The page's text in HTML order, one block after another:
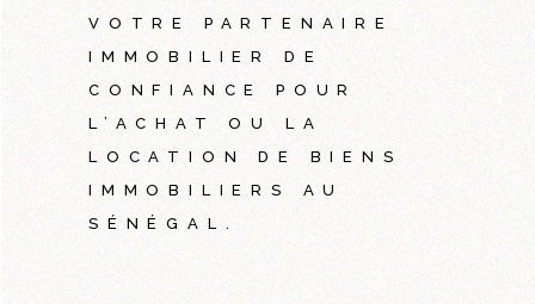
VOTRE PARTENAIRE
IMMOBILIER DE
CONFIANCE POUR
L’ACHAT OU LA
LOCATION DE BIENS
IMMOBILIERS AU
SÉNÉGAL.